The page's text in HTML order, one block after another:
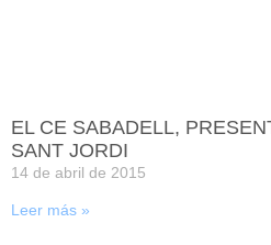
EL CE SABADELL,
SANT JORDI
14 de abril de 2015
Leer más »